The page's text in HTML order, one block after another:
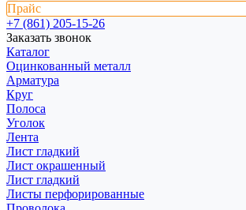
Прайс
+7 (861) 205-15-26
Заказать звонок
Каталог
Оцинкованный металл
Арматура
Круг
Полоса
Уголок
Лента
Лист гладкий
Лист окрашенный
Лист гладкий
Листы перфорированные